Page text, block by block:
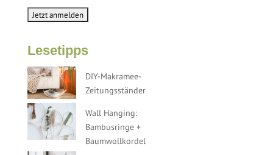
Lesetipps
DIY-Makramee-
Zeitungsständer
Wall Hanging:
Bambusringe +
Baumwollkordel